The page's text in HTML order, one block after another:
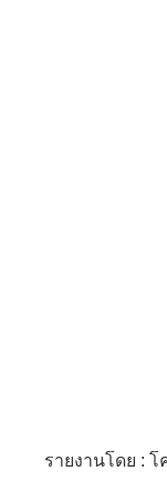
รายงานโดย :